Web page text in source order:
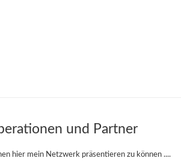
und Partner
hier mein Netzwerk präsentieren zu können ....